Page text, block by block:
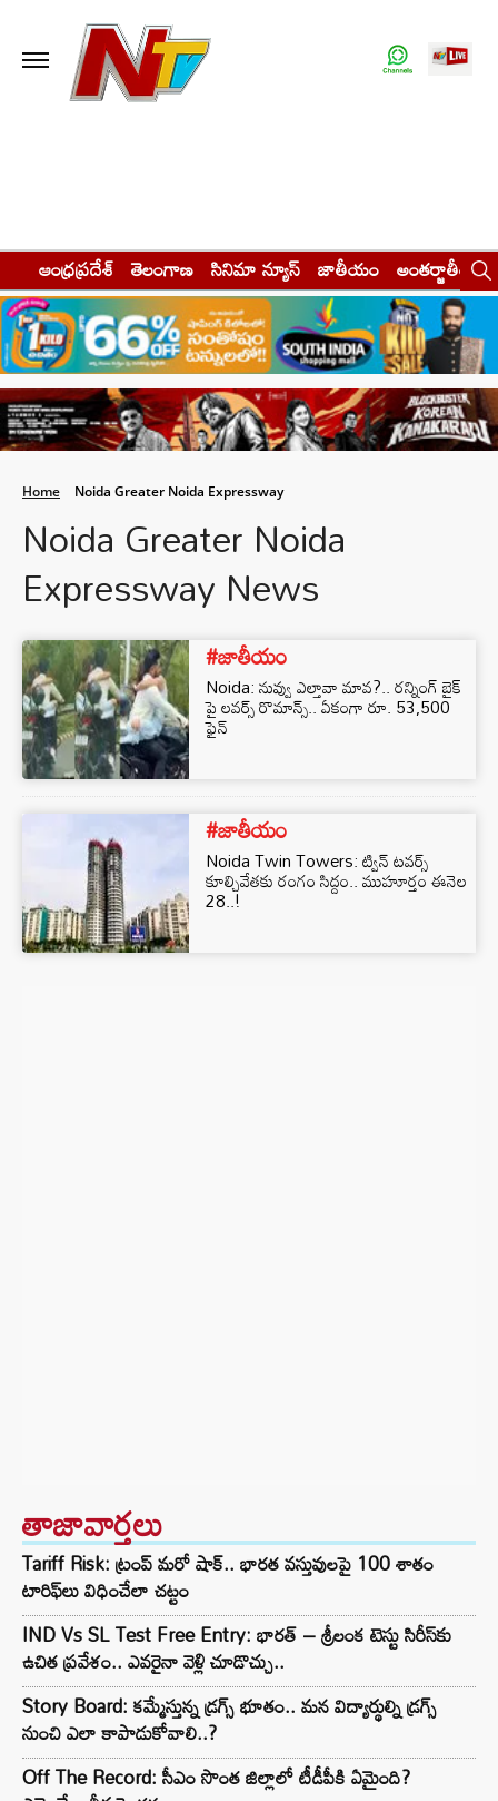
ఆంధ్రప్రదేశ్ తెలంగాణ సినిమా న్యూస్ జాతీయం అంతర్జాతీయం
Home Noida Greater Noida Expressway
Noida Greater Noida
Expressway News
#జాతీయం
Noida: నువ్వు ఎల్తావా మావ?.. రన్నింగ్ బైక్
పై లవర్స్ రొమాన్స్.. ఏకంగా రూ. 53,500
ఫైన్
#జాతీయం
Noida Twin Towers: ట్విన్‌ టవర్స్‌
కూల్చివేతకు రంగం సిద్దం.. ముహూర్తం ఈనెల
28..!
తాజావార్తలు
Tariff Risk: ట్రంప్ మరో షాక్.. భారత వస్తువులపై 100 శాతం
టారిఫ్‌లు విధించేలా చట్టం
IND Vs SL Test Free Entry: భారత్ – శ్రీలంక టెస్టు సిరీస్‌కు
ఉచిత ప్రవేశం.. ఎవరైనా వెళ్లి చూడొచ్చు..
Story Board: కమ్మేస్తున్న డ్రగ్స్ భూతం.. మన విద్యార్థుల్ని డ్రగ్స్
నుంచి ఎలా కాపాడుకోవాలి..?
Off The Record: సీఎం సొంత జిల్లాలో టీడీపీకి ఏమైంది?